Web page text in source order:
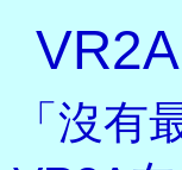
「沒